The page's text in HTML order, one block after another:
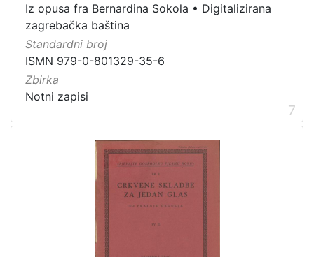
Iz opusa fra Bernardina Sokola • Digitalizirana
zagrebačka baština
Standardni broj
ISMN 979-0-801329-35-6
Zbirka
Notni zapisi
7